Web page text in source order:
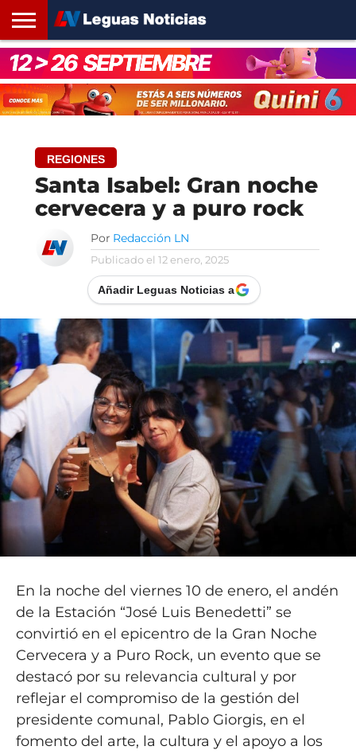
INICIO
SANTA
FE
ROSARIO24
REGIONES
ARGENTINA
OPINIÓN
CONTACTO
REGIONES
Santa Isabel: Gran noche
cervecera y a puro rock
Por Redacción LN
Publicado el 12 enero, 2025
Añadir Leguas Noticias a
En la noche del viernes 10 de enero, el andén
de la Estación “José Luis Benedetti” se
convirtió en el epicentro de la Gran Noche
Cervecera y a Puro Rock, un evento que se
destacó por su relevancia cultural y por
reflejar el compromiso de la gestión del
presidente comunal, Pablo Giorgis, en el
fomento del arte, la cultura y el apoyo a los